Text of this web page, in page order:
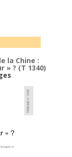
la Chine :
? (T 1340)